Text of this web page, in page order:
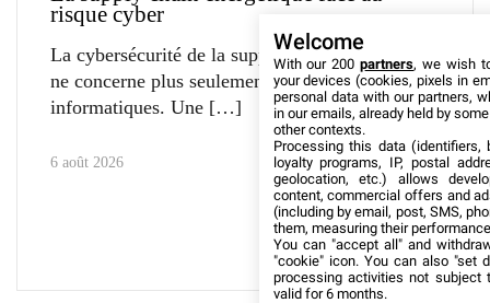
risque cyber
La cybersécurité de la supply chain énergétique
ne concerne plus seulement les équipes
informatiques. Une
6 août 2026
Welcome
With our 200partners, we wish
your devices (cookies, pixels in
personal data with our partners,
in our emails, already held by
other contexts.
Processing this data (identifiers,
loyalty programs, IP, postal
geolocation, etc.) allows
content, commercial offers and
(including by email, post, SMS,
them, measuring their
You can "accept all" and
"cookie" icon. You can also "set
processing activities not subject
valid for 6 months.